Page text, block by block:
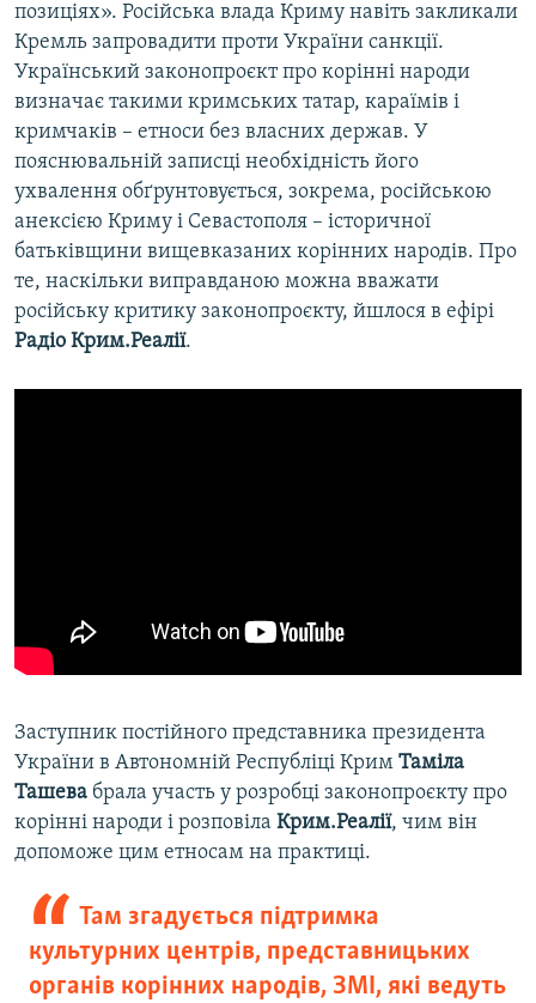
позиціях». Російська влада Криму навіть закликали
Кремль запровадити проти України санкції.
Український законопроєкт про корінні народи
визначає такими кримських татар, караїмів і
кримчаків – етноси без власних держав. У
пояснювальній записці необхідність його
ухвалення обґрунтовується, зокрема, російською
анексією Криму і Севастополя – історичної
батьківщини вищевказаних корінних народів. Про
те, наскільки виправданою можна вважати
російську критику законопроєкту, йшлося в ефірі
Радіо Крим.Реалії.
Заступник постійного представника президента
України в Автономній Республіці Крим Таміла
Ташева брала участь у розробці законопроєкту про
корінні народи і розповіла Крим.Реалії, чим він
допоможе цим етносам на практиці.
Там згадується підтримка
культурних центрів, представницьких
органів корінних народів, ЗМІ, які ведуть